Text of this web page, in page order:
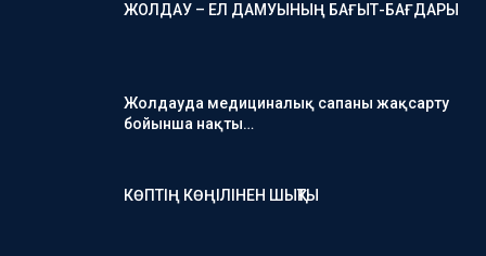
ЖОЛДАУ – ЕЛ ДАМУЫНЫҢ БАҒЫТ-БАҒДАРЫ
Жолдауда медициналық сапаны жақсарту
бойынша нақты…
КӨПТІҢ КӨҢІЛІНЕН ШЫҚТЫ